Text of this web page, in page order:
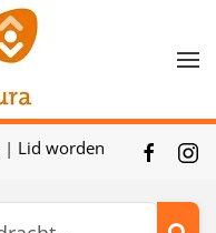
| Lid worden